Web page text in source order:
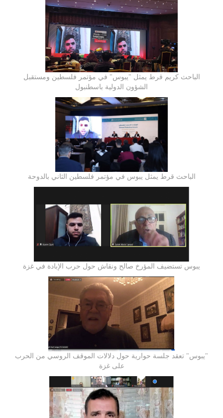
الباحث كريم قرط يمثل "يبوس" في مؤتمر فلسطين ومستقبل
الشؤون الدولية باسطنبول
الباحث قرط يمثل يبوس في مؤتمر فلسطين الثاني بالدوحة
يبوس تستضيف المؤرخ صالح ونقاش حول حرب الإبادة في غزة
"يبوس" تعقد جلسة حوارية حول دلالات الموقف الروسي من الحرب
على غزة